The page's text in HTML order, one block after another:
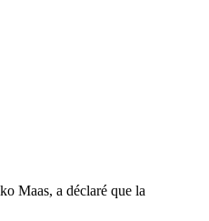
Maas, a déclaré que la